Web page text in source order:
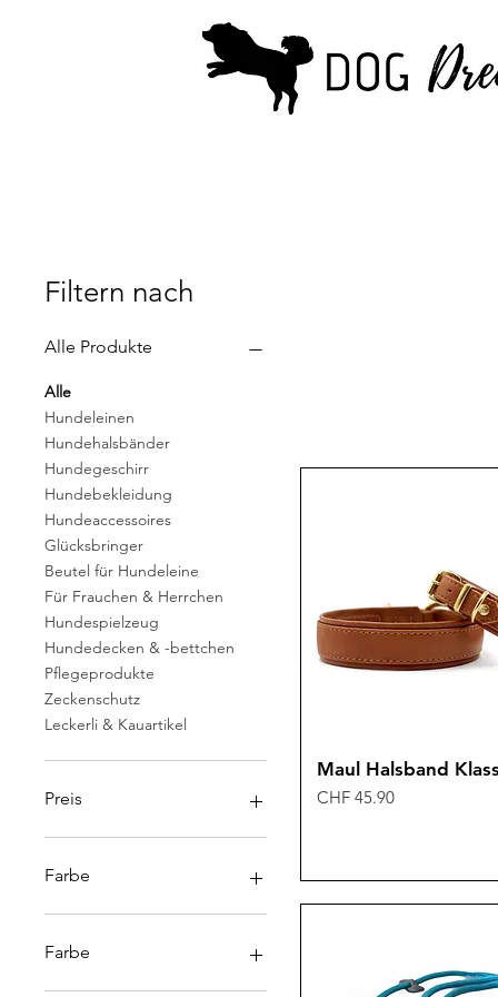
Filtern nach
Alle Produkte
Alle
Hundeleinen
Hundehalsbänder
Hundegeschirr
Hundebekleidung
Hundeaccessoires
Glücksbringer
Beutel für Hundeleine
Für Frauchen & Herrchen
Hundespielzeug
Hundedecken & -bettchen
Pflegeprodukte
Zeckenschutz
Leckerli & Kauartikel
Preis
3 CHF
Farbe
Farbe
Maul Halsband
Preis
CHF 45.90